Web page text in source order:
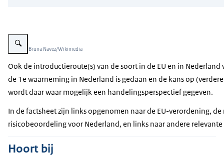
Vergroot afbeelding Mesquite
Beeld: © Bruna Navez/Wikimedia
Ook de introductieroute(s) van de soort in de EU en in
de 1e waarneming in Nederland is gedaan en de kans op
wordt daar waar mogelijk een handelingsperspectief gegeven.
In de factsheet zijn links opgenomen naar de EU-verordening,
risicobeoordeling voor Nederland, en links naar andere
Hoort bij